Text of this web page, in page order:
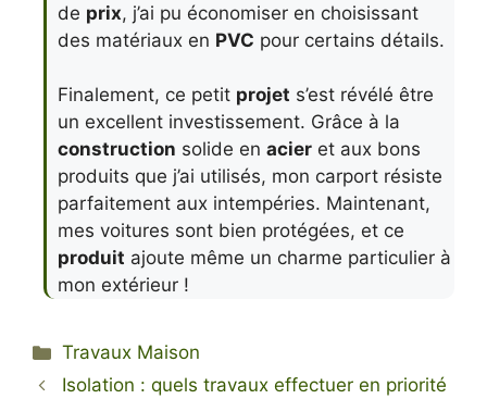
de prix, j’ai pu économiser en choisissant
des matériaux en PVC pour certains détails.
Finalement, ce petit projet s’est révélé être
un excellent investissement. Grâce à la
construction solide en acier et aux bons
produits que j’ai utilisés, mon carport résiste
parfaitement aux intempéries. Maintenant,
mes voitures sont bien protégées, et ce
produit ajoute même un charme particulier à
mon extérieur !
Catégories
Travaux Maison
Isolation : quels travaux effectuer en priorité